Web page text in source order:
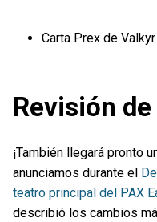
Carta Prex de
Revisión
¡También llegará pronto
anunciamos durante el
teatro principal del PAX
describió los cambios